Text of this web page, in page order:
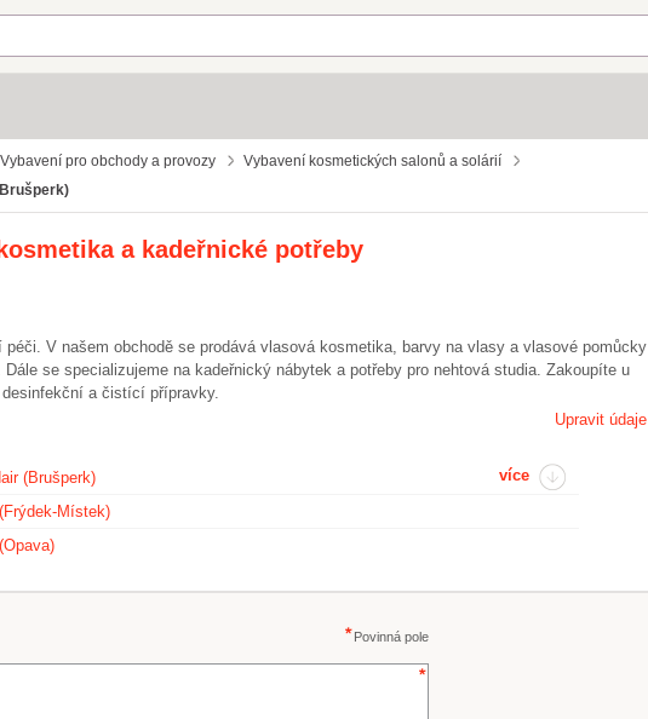
Vybavení pro obchody a provozy
Vybavení kosmetických salonů a solárií
a kadeřnické potřeby
péči. V našem obchodě se prodává vlasová kosmetika, barvy na vlasy a vlasové pomůcky
se specializujeme na kadeřnický nábytek a potřeby pro nehtová studia. Zakoupíte u
a čistící přípravky.
Upravit údaje
(Brušperk)
Místek)
více
Povinná pole